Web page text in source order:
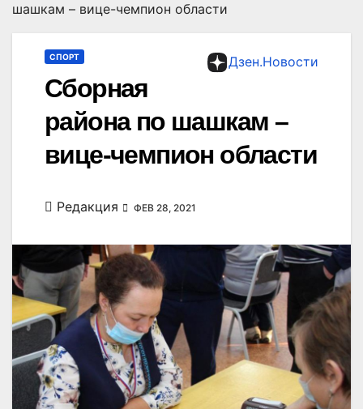
шашкам – вице-чемпион области
Дзен.Новости
СПОРТ
Сборная
района по шашкам –
вице-чемпион области
Редакция ФЕВ 28, 2021